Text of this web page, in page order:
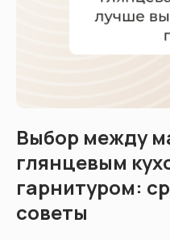
Выбор между
глянцевым
гарнитуром:
советы